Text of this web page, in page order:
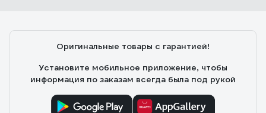
Оригинальные товары с гарантией!
Установите мобильное приложение, чтобы
информация по заказам всегда была под рукой